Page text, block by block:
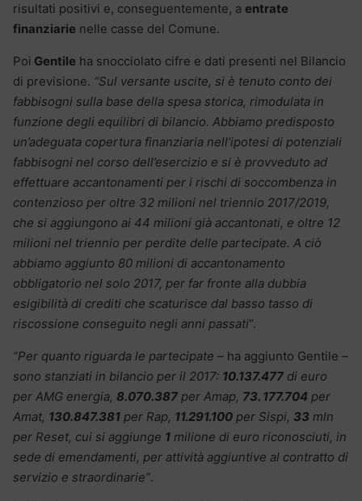
risultati positivi e, conseguentemente, a entrate
finanziarie nelle casse del Comune.
Poi Gentile ha snocciolato cifre e dati presenti nel Bilancio
di previsione. “Sul versante uscite, si è tenuto conto dei
fabbisogni sulla base della spesa storica, rimodulata in
funzione degli equilibri di bilancio. Abbiamo predisposto
un’adeguata copertura finanziaria nell’ipotesi di potenziali
fabbisogni nel corso dell’esercizio e si è provveduto ad
effettuare accantonamenti per i rischi di soccombenza in
contenzioso per oltre 32 milioni nel triennio 2017/2019,
che si aggiungono ai 44 milioni già accantonati, e oltre 12
milioni nel triennio per perdite delle partecipate. A ciò
abbiamo aggiunto 80 milioni di accantonamento
obbligatorio nel solo 2017, per far fronte alla dubbia
esigibilità di crediti che scaturisce dal basso tasso di
riscossione conseguito negli anni passati“.
“Per quanto riguarda le partecipate – ha aggiunto Gentile –
sono stanziati in bilancio per il 2017: 10.137.477 di euro
per AMG energia, 8.070.387 per Amap, 73. 177.704 per
Amat, 130.847.381 per Rap, 11.291.100 per Sispi, 33 mln
per Reset, cui si aggiunge 1 milione di euro riconosciuti, in
sede di emendamenti, per attività aggiuntive al contratto di
servizio e straordinarie”.